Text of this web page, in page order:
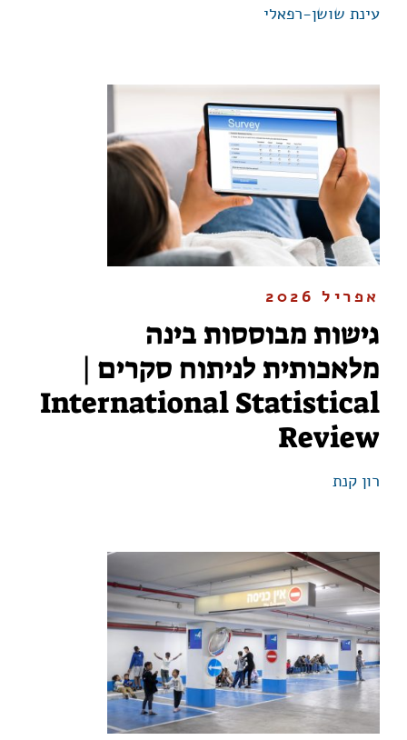
עינת שושן-רפאלי
אפריל 2026
גישות מבוססות בינה
מלאכותית לניתוח סקרים |
International Statistical
Review
רון קנת